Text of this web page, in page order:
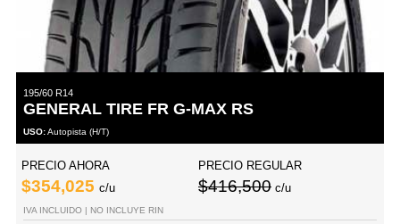
195/60 R14
GENERAL TIRE FR G-MAX RS
USO:Autopista (H/T)
PRECIO AHORA
$354,025 c/u
PRECIO REGULAR
$416,500 c/u
IVA INCLUIDO | NO INCLUYE RIN